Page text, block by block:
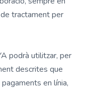
de tractament per
podrà utilitzar, per
descrites que
en línia,